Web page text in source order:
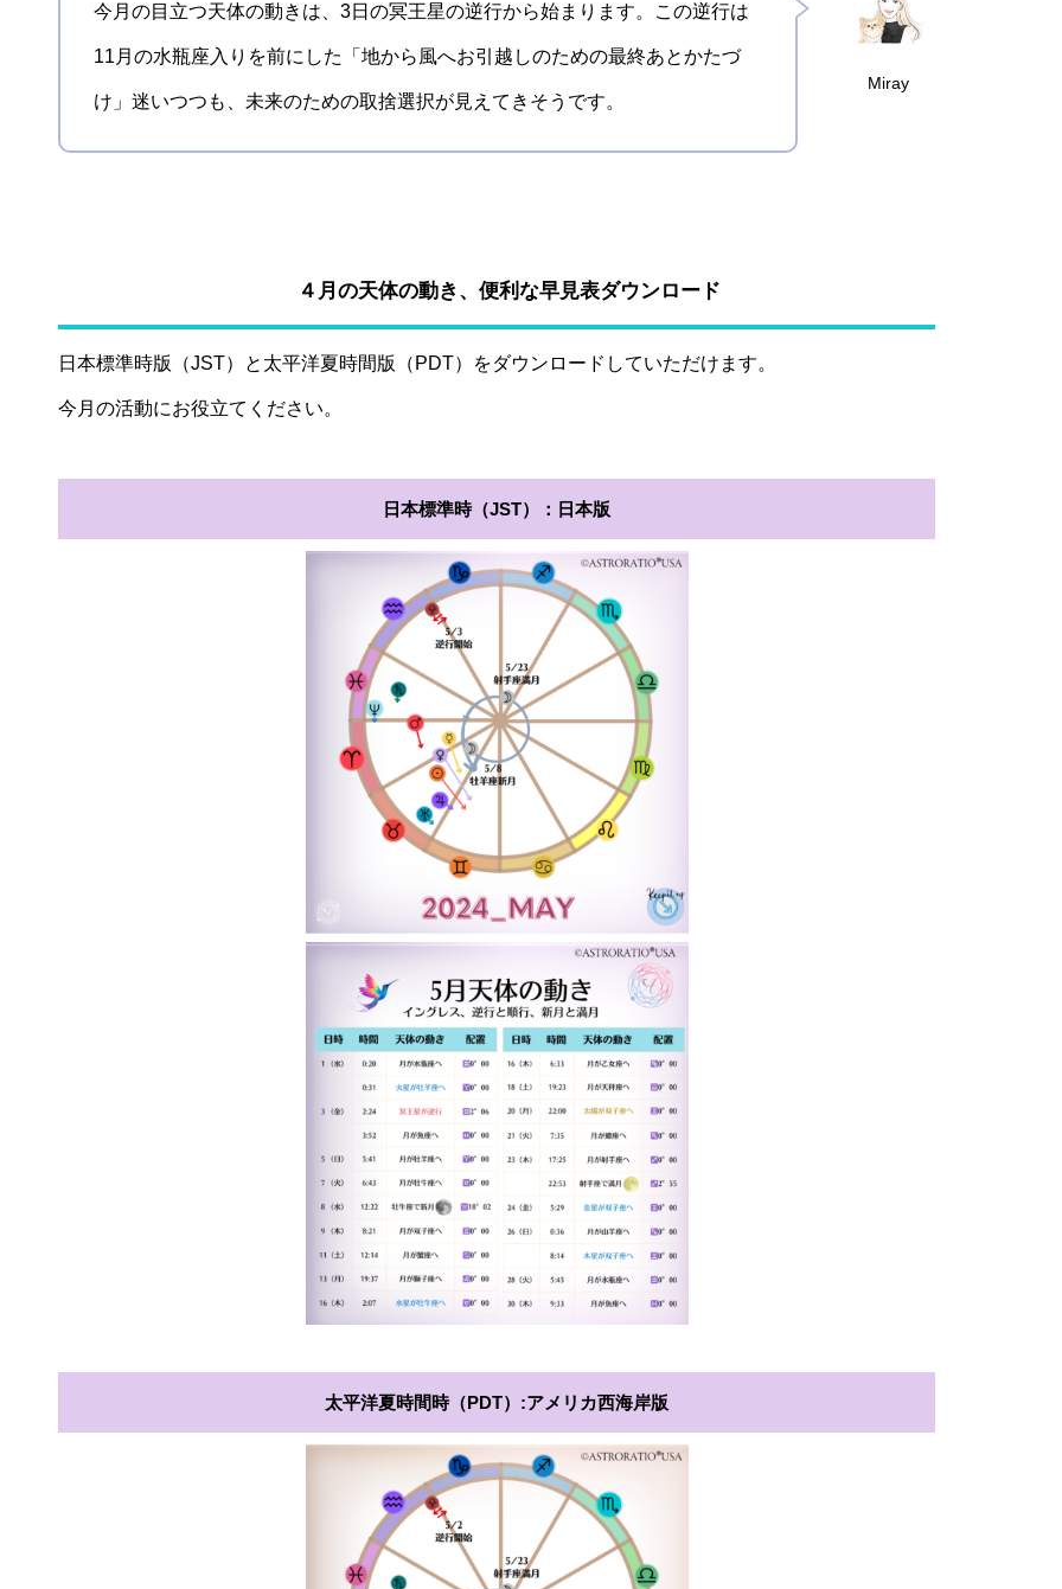
Miray
今月の目立つ天体の動きは、3日の冥王星の逆行から始まります。この逆行は
11月の水瓶座入りを前にした「地から風へお引越しのための最終あとかたづ
け」迷いつつも、未来のための取捨選択が見えてきそうです。
４月の天体の動き、便利な早見表ダウンロード
日本標準時版（JST）と太平洋夏時間版（PDT）をダウンロードしていただけます。
今月の活動にお役立てください。
日本標準時（JST）：日本版
太平洋夏時間時（PDT）:アメリカ西海岸版